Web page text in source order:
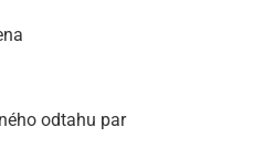
odtahu par